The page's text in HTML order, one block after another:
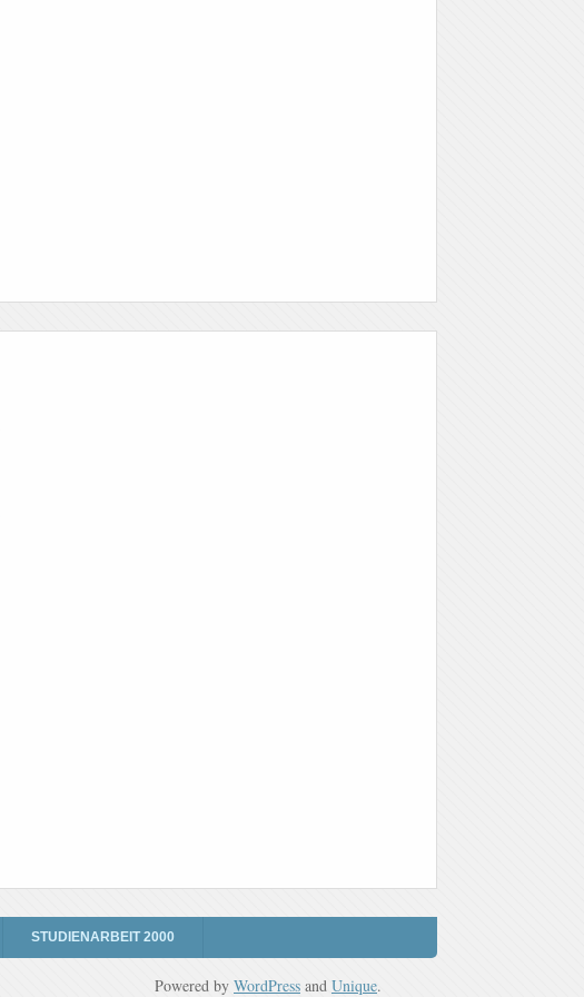
STUDIENARBEIT 2000
Powered by WordPress and Unique.